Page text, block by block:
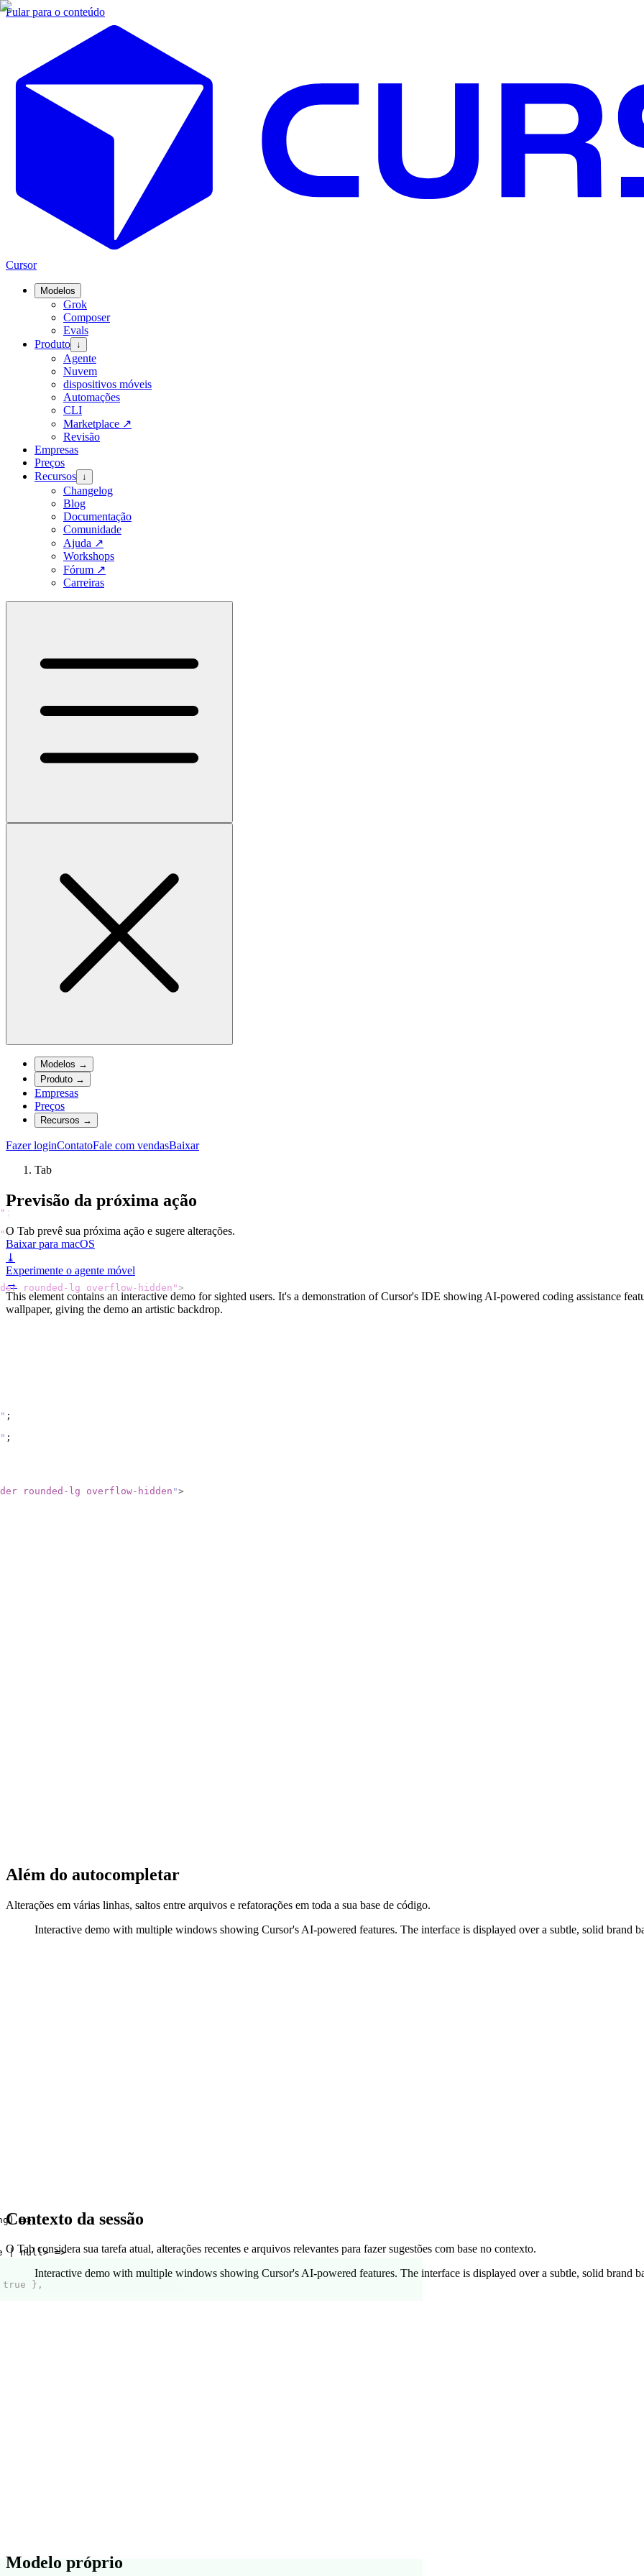
Pular para o conteúdo
Cursor
Modelos
Grok
Composer
Evals
Produto ↓
Agente
Nuvem
dispositivos móveis
Automações
CLI
Marketplace ↗
Revisão
Empresas
Preços
Recursos ↓
Changelog
Blog
Documentação
Comunidade
Ajuda ↗
Workshops
Fórum ↗
Carreiras
Modelos →
Produto →
Empresas
Preços
Recursos →
Fazer loginContatoFale com vendasBaixar
Tab
Previsão da próxima ação
O Tab prevê sua próxima ação e sugere alterações.
Baixar para macOS
⤓
Experimente o agente móvel
→
This element contains an interactive demo for sighted users. It's a demonstration of Cursor's IDE showing AI-powered coding assistance
wallpaper, giving the demo an artistic backdrop.
;
rounded-lg overflow-hidden">
" ;
" ;
rounded-lg overflow-hidden ">
Além do autocompletar
Alterações em várias linhas, saltos entre arquivos e refatorações em toda a sua base de código.
Interactive demo with multiple windows showing Cursor's AI-powered features. The interface is displayed over a subtle, solid brand
Contexto da sessão
O Tab considera sua tarefa atual, alterações recentes e arquivos relevantes para fazer sugestões com base no contexto.
Interactive demo with multiple windows showing Cursor's AI-powered features. The interface is displayed over a subtle, solid brand
=>
| null> =>
},
Modelo próprio